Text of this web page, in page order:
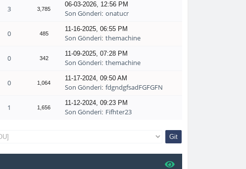
3 3,785
06-03-2026, 12:56 PM
Son Gönderi: onatucr
0 485
11-16-2025, 06:55 PM
Son Gönderi: themachine
0 342
11-09-2025, 07:28 PM
Son Gönderi: themachine
0 1,064
11-17-2024, 09:50 AM
Son Gönderi: fdgndgfsadFGFGFN
1 1,656
11-12-2024, 09:23 PM
Son Gönderi: Fifhter23